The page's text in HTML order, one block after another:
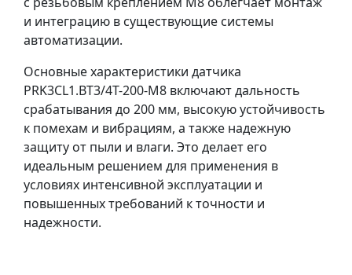
и интеграцию в существующие системы
автоматизации.
Основные характеристики датчика
PRK3CL1.BT3/4T-200-M8 включают дальность
срабатывания до 200 мм, высокую устойчивость
к помехам и вибрациям, а также надежную
защиту от пыли и влаги. Это делает его
идеальным решением для применения в
условиях интенсивной эксплуатации и
повышенных требований к точности и
надежности.